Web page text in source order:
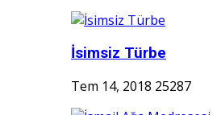
İsimsiz Türbe
Tem 14, 2018 25287